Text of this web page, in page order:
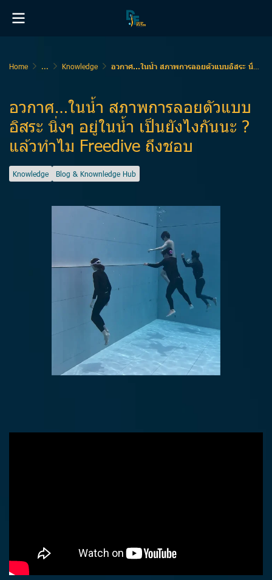
Home ... Knowledge อวกาศ…ในน้ำ สภาพการลอยตัวแบบอิสระ นิ่งๆ อยู่ในน้ำ เป็นยังไงกันนะ ? แล้วทำไม Freedive ถึงชอบ
อวกาศ…ในน้ำ สภาพการลอยตัวแบบ
อิสระ นิ่งๆ อยู่ในน้ำ เป็นยังไงกันนะ ?
แล้วทำไม Freedive ถึงชอบ
Knowledge Blog & Knownledge Hub